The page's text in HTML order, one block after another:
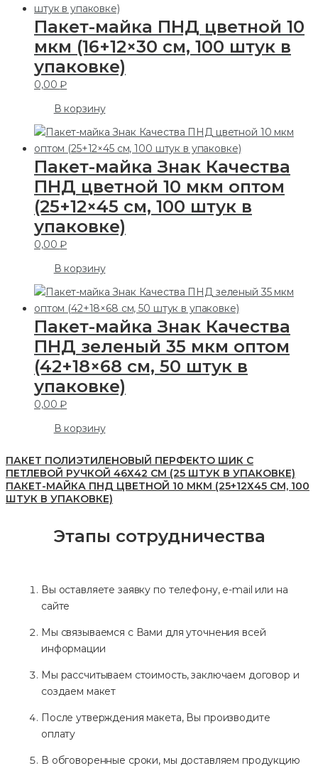
Пакет-майка ПНД цветной 10
мкм (16+12×30 см, 100 штук в
упаковке)
0,00₽
В корзину
Пакет-майка Знак Качества
ПНД цветной 10 мкм оптом
(25+12×45 см, 100 штук в
упаковке)
0,00₽
В корзину
Пакет-майка Знак Качества
ПНД зеленый 35 мкм оптом
(42+18×68 см, 50 штук в
упаковке)
0,00₽
В корзину
ПАКЕТ ПОЛИЭТИЛЕНОВЫЙ ПЕРФЕКТО ШИК С
ПЕТЛЕВОЙ РУЧКОЙ 46Х42 СМ (25 ШТУК В УПАКОВКЕ)
ПАКЕТ-МАЙКА ПНД ЦВЕТНОЙ 10 МКМ (25+12Х45 СМ, 100
ШТУК В УПАКОВКЕ)
Этапы сотрудничества
Вы оставляете заявку по телефону, e-mail или на
сайте
Мы связываемся с Вами для уточнения всей
информации
Мы рассчитываем стоимость, заключаем договор и
создаем макет
После утверждения макета, Вы производите
оплату
В обговоренные сроки, мы доставляем продукцию